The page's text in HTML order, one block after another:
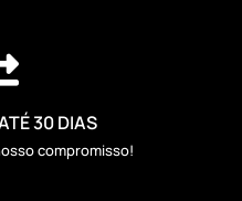
30 DIAS
compromisso!